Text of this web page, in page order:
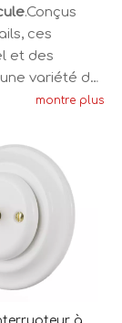
.Conçus
ces
et des
variété de
et rehausser
montre plus